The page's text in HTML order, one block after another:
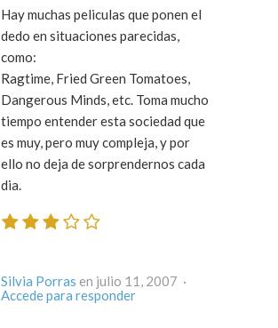
Hay muchas peliculas que ponen el
dedo en situaciones parecidas,
como:
Ragtime, Fried Green Tomatoes,
Dangerous Minds, etc. Toma mucho
tiempo entender esta sociedad que
es muy, pero muy compleja, y por
ello no deja de sorprendernos cada
dia.
Silvia Porras
en julio 11, 2007 ·
Accede para responder